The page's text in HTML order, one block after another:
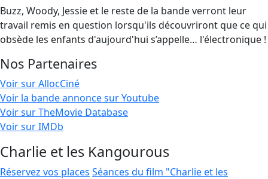
Buzz, Woody, Jessie et le reste de la bande verront leur
travail remis en question lorsqu'ils découvriront que ce qui
obsède les enfants d'aujourd'hui s’appelle… l'électronique !
Nos Partenaires
Voir sur AllocCiné
Voir la bande annonce sur Youtube
Voir sur TheMovie Database
Voir sur IMDb
Charlie et les Kangourous
Réservez vos places Séances du film "Charlie et les